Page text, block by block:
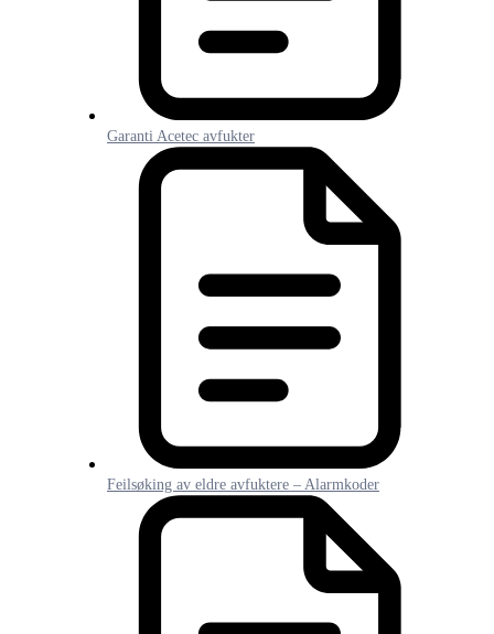
Garanti Acetec avfukter
Feilsøking av eldre avfuktere – Alarmkoder